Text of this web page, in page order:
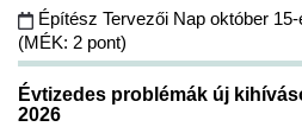
Építész Tervezői Nap október 15-
(MÉK: 2 pont)
Évtizedes problémák új
2026